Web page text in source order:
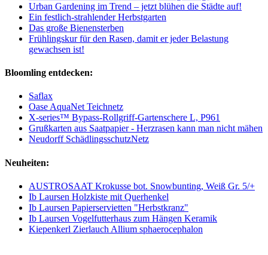
Urban Gardening im Trend – jetzt blühen die Städte auf!
Ein festlich-strahlender Herbstgarten
Das große Bienensterben
Frühlingskur für den Rasen, damit er jeder Belastung
gewachsen ist!
Bloomling entdecken:
Saflax
Oase AquaNet Teichnetz
X-series™ Bypass-Rollgriff-Gartenschere L, P961
Grußkarten aus Saatpapier - Herzrasen kann man nicht mähen
Neudorff SchädlingsschutzNetz
Neuheiten:
AUSTROSAAT Krokusse bot. Snowbunting, Weiß Gr. 5/+
Ib Laursen Holzkiste mit Querhenkel
Ib Laursen Papierservietten "Herbstkranz"
Ib Laursen Vogelfutterhaus zum Hängen Keramik
Kiepenkerl Zierlauch Allium sphaerocephalon